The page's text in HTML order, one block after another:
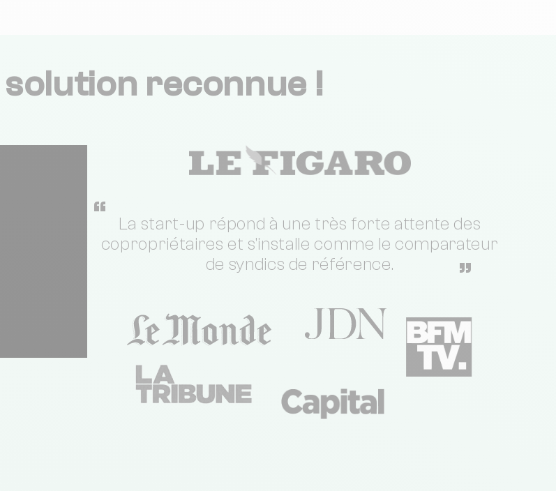
reconnue !
“
La start-up répond à une très forte attente des
copropriétaires et s'installe comme le comparateur
de syndics de référence.
”